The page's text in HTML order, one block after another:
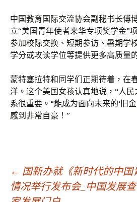
中国教育国际交流协会副秘书长傅
立“美国青年使者来华专项奖学金”
参加校际交换、短期参访、暑期学
学分或攻读学位等提供更多高质量
蒙特塞拉特和同学们正期待着，在
洋。这个美国女孩认真地说，“人
系很重要。“能成为面向未来的‘旧
感到非常自豪！”
文
← 国新办就《新时代的中
情况举行发布会_中国发展